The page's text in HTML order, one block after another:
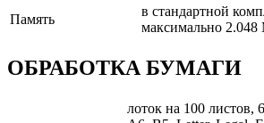
Память
в стандартной
максимально
ОБРАБОТКА БУМАГИ
лоток на 100 листов,